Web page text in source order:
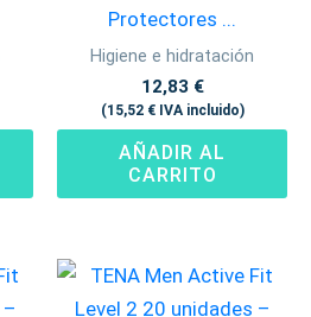
Protectores ...
Higiene e hidratación
12,83 €
(15,52 €IVA incluido)
AÑADIR AL
CARRITO